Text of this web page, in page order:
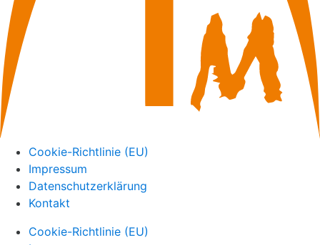
Cookie-Richtlinie (EU)
Impressum
Datenschutzerklärung
Kontakt
Cookie-Richtlinie (EU)